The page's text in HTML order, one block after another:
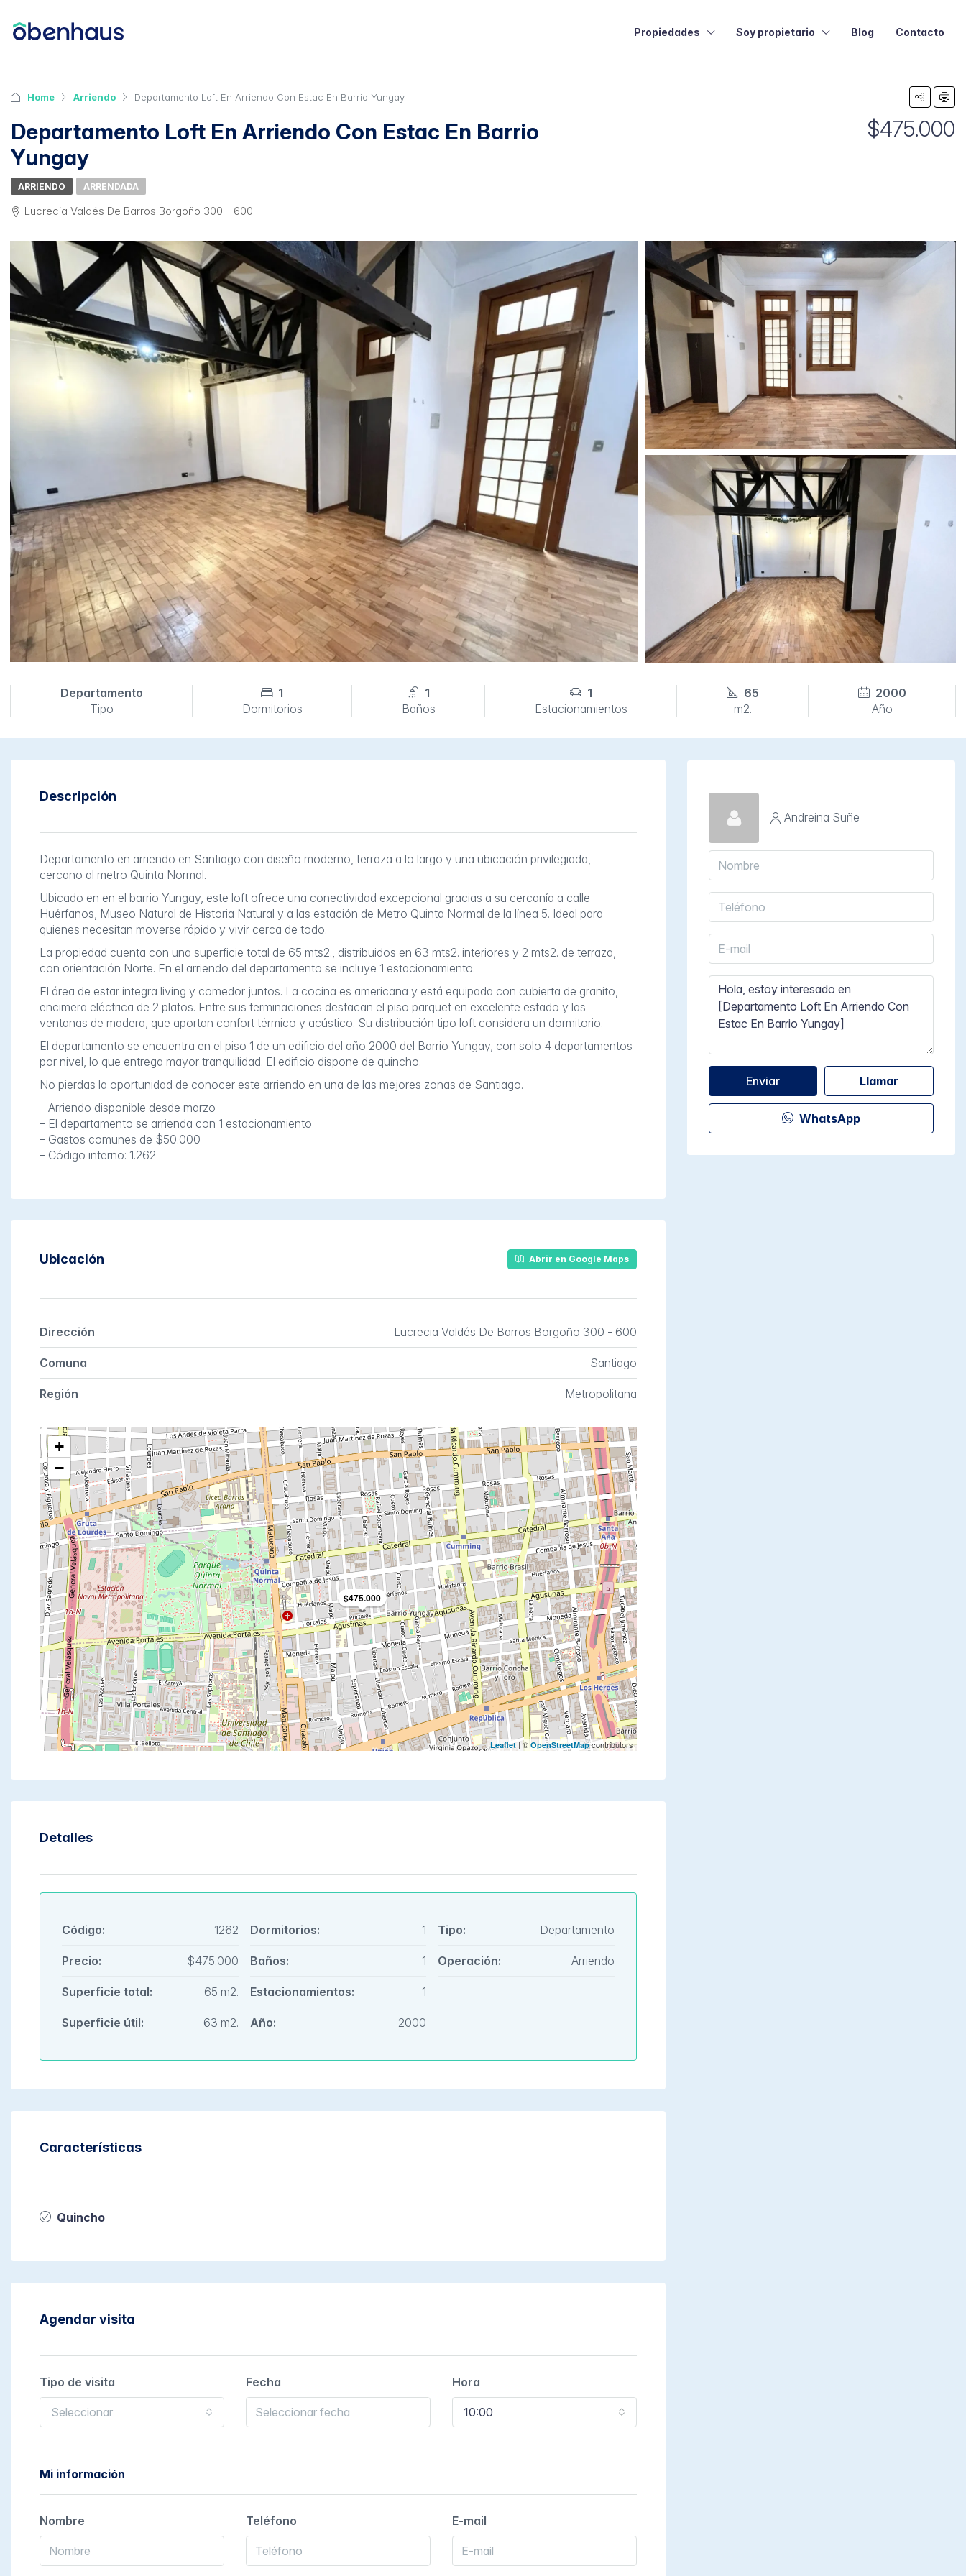
Propiedades Soy propietario Blog Contacto
Home Arriendo Departamento Loft En Arriendo Con Estac En Barrio Yungay
Departamento Loft En Arriendo Con Estac En Barrio
Yungay
$475.000
ARRIENDO ARRENDADA
Lucrecia Valdés De Barros Borgoño 300 - 600
Departamento
Tipo
1
Dormitorios
1
Baños
1
Estacionamientos
65
m2.
2000
Año
Descripción
Departamento en arriendo en Santiago con diseño moderno, terraza a lo largo y una ubicación privilegiada,
cercano al metro Quinta Normal.
Ubicado en en el barrio Yungay, este loft ofrece una conectividad excepcional gracias a su cercanía a calle
Huérfanos, Museo Natural de Historia Natural y a las estación de Metro Quinta Normal de la línea 5. Ideal para
quienes necesitan moverse rápido y vivir cerca de todo.
La propiedad cuenta con una superficie total de 65 mts2., distribuidos en 63 mts2. interiores y 2 mts2. de terraza,
con orientación Norte. En el arriendo del departamento se incluye 1 estacionamiento.
El área de estar integra living y comedor juntos. La cocina es americana y está equipada con cubierta de granito,
encimera eléctrica de 2 platos. Entre sus terminaciones destacan el piso parquet en excelente estado y las
ventanas de madera, que aportan confort térmico y acústico. Su distribución tipo loft considera un dormitorio.
El departamento se encuentra en el piso 1 de un edificio del año 2000 del Barrio Yungay, con solo 4 departamentos
por nivel, lo que entrega mayor tranquilidad. El edificio dispone de quincho.
No pierdas la oportunidad de conocer este arriendo en una de las mejores zonas de Santiago.
– Arriendo disponible desde marzo
– El departamento se arrienda con 1 estacionamiento
– Gastos comunes de $50.000
– Código interno: 1.262
Ubicación Abrir en Google Maps
Dirección Lucrecia Valdés De Barros Borgoño 300 - 600
Comuna Santiago
Región Metropolitana
$475.000
+
−
Leaflet| © OpenStreetMapcontributors
Detalles
Código: 1262
Precio: $475.000
Superficie total: 65 m2.
Superficie útil: 63 m2.
Dormitorios: 1
Baños: 1
Estacionamientos: 1
Año: 2000
Tipo: Departamento
Operación: Arriendo
Características
Quincho
Agendar visita
Tipo de visita
Seleccionar
Fecha Hora
10:00
Mi información
Nombre Teléfono E-mail
Andreina Suñe
Enviar Llamar
WhatsApp